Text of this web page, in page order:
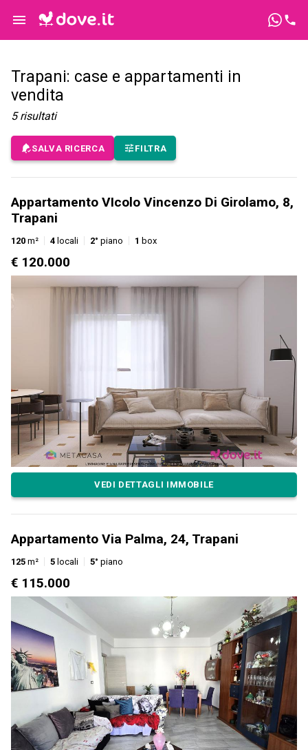
Trapani: case e appartamenti in
vendita
5 risultati
SALVA RICERCA FILTRA
Appartamento VIcolo Vincenzo Di Girolamo, 8,
Trapani
120 m² 4 locali 2° piano 1 box
€ 120.000
VEDI DETTAGLI IMMOBILE
Appartamento Via Palma, 24, Trapani
125 m² 5 locali 5° piano
€ 115.000